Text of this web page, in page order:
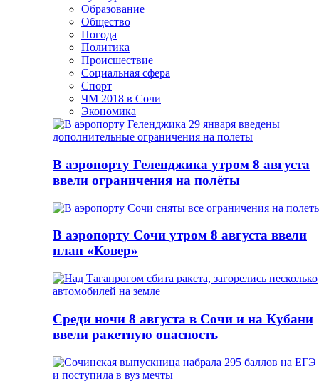
Образование
Общество
Погода
Политика
Происшествие
Социальная сфера
Спорт
ЧМ 2018 в Сочи
Экономика
В аэропорту Геленджика утром 8 августа
ввели ограничения на полёты
В аэропорту Сочи утром 8 августа ввели
план «Ковер»
Среди ночи 8 августа в Сочи и на Кубани
ввели ракетную опасность